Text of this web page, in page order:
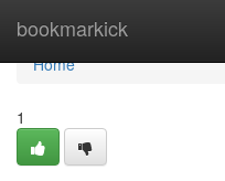
bookmarkick
Home
Home
1